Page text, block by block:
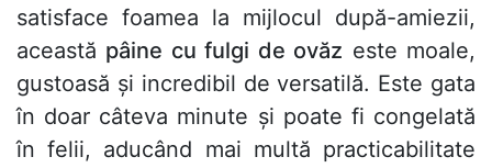
satisface foamea la mijlocul după-amiezii,
această pâine cu fulgi de ovăz este moale,
gustoasă și incredibil de versatilă. Este gata
în doar câteva minute și poate fi congelată
în felii, aducând mai multă practicabilitate